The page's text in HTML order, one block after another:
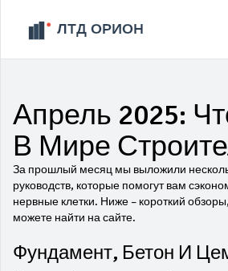
Апрель 2025:
В Мире
За прошлый месяц мы выложили
руководств, которые помогут вам
нервные клетки. Ниже – короткий
можете найти на сайте.
Фундамент, Бетон И